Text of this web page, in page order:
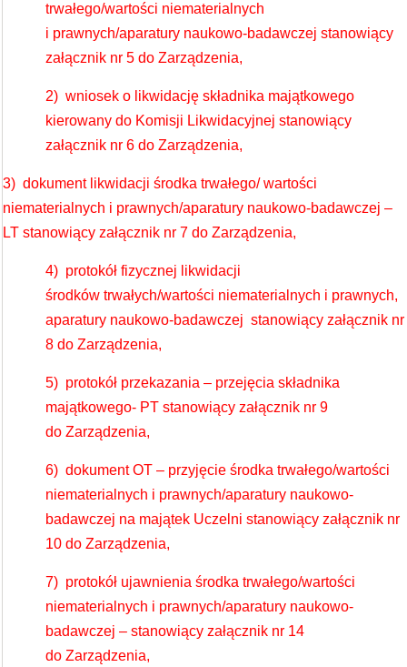
trwałego/wartości niematerialnych
i prawnych/aparatury naukowo-badawczej stanowiący
załącznik nr 5 do Zarządzenia,
2) wniosek o likwidację składnika majątkowego
kierowany do Komisji Likwidacyjnej stanowiący
załącznik nr 6 do Zarządzenia,
3) dokument likwidacji środka trwałego/ wartości
niematerialnych i prawnych/aparatury naukowo-badawczej –
LT stanowiący załącznik nr 7 do Zarządzenia,
4) protokół fizycznej likwidacji
środków trwałych/wartości niematerialnych i prawnych,
aparatury naukowo-badawczej stanowiący załącznik nr
8 do Zarządzenia,
5) protokół przekazania – przejęcia składnika
majątkowego- PT stanowiący załącznik nr 9
do Zarządzenia,
6) dokument OT – przyjęcie środka trwałego/wartości
niematerialnych i prawnych/aparatury naukowo-
badawczej na majątek Uczelni stanowiący załącznik nr
10 do Zarządzenia,
7) protokół ujawnienia środka trwałego/wartości
niematerialnych i prawnych/aparatury naukowo-
badawczej – stanowiący załącznik nr 14
do Zarządzenia,